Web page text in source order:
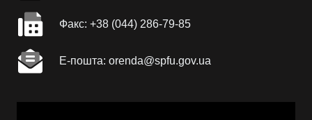
Факc: +38 (044) 286-79-85
Е-пошта: orenda@spfu.gov.ua